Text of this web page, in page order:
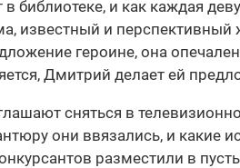
библиотеке, и как каждая
известный и
героине, она
Дмитрий делает ей
сняться в
они ввязались, и
разместили в